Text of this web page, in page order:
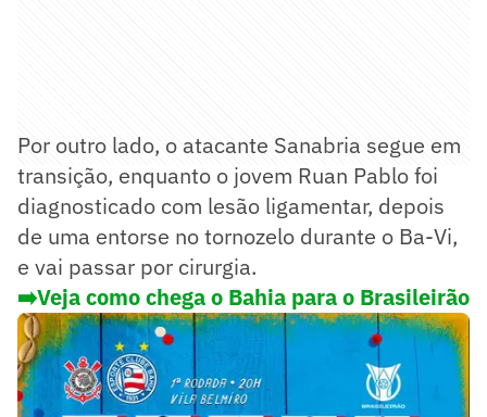
Por outro lado, o atacante Sanabria segue em
transição, enquanto o jovem Ruan Pablo foi
diagnosticado com lesão ligamentar, depois
de uma entorse no tornozelo durante o Ba-Vi,
e vai passar por cirurgia.
➡️Veja como chega o Bahia para o Brasileirão